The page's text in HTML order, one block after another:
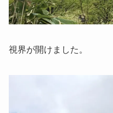
視界が開けました。